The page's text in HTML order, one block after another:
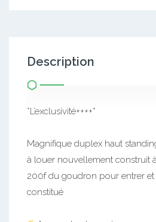
Description
*L’exclusivité++++*
Magnifique duplex haut
à louer nouvellement construit
200f du goudron pour entrer
constitué